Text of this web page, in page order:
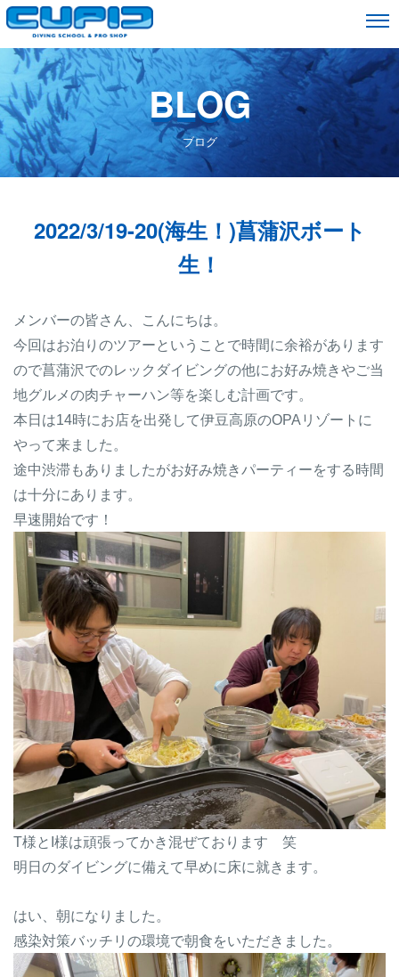
BLOG
ブログ
2022/3/19-20(海生！)菖蒲沢ボート
生！
メンバーの皆さん、こんにちは。
今回はお泊りのツアーということで時間に余裕があります
ので菖蒲沢でのレックダイビングの他にお好み焼きやご当
地グルメの肉チャーハン等を楽しむ計画です。
本日は14時にお店を出発して伊豆高原のOPAリゾートに
やって来ました。
途中渋滞もありましたがお好み焼きパーティーをする時間
は十分にあります。
早速開始です！
T様とI様は頑張ってかき混ぜております 笑
明日のダイビングに備えて早めに床に就きます。
はい、朝になりました。
感染対策バッチリの環境で朝食をいただきました。